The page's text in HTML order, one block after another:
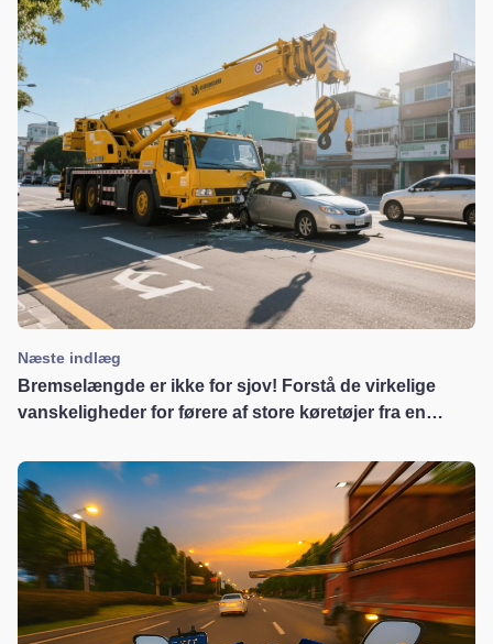
Næste indlæg
Bremselængde er ikke for sjov! Forstå de virkelige
vanskeligheder for førere af store køretøjer fra en